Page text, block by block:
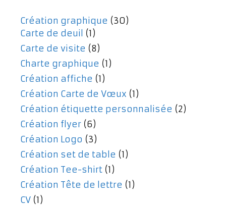
Création graphique (30)
Carte de deuil (1)
Carte de visite (8)
Charte graphique (1)
Création affiche (1)
Création Carte de Vœux (1)
Création étiquette personnalisée (2)
Création flyer (6)
Création Logo (3)
Création set de table (1)
Création Tee-shirt (1)
Création Tête de lettre (1)
CV (1)